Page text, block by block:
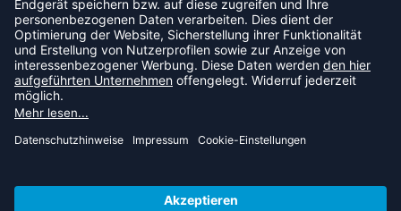
NEUIGKEIT ODER AKTION MEHR.
JETZT ANMELDEN